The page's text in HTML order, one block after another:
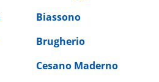
Biassono
Brugherio
Cesano Maderno